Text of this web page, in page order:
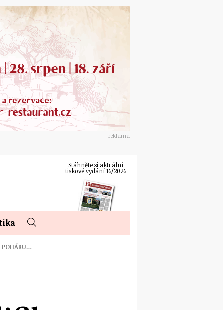
reklama
Stáhněte si aktuální
tiskové vydání 16/2026
POHÁRU…